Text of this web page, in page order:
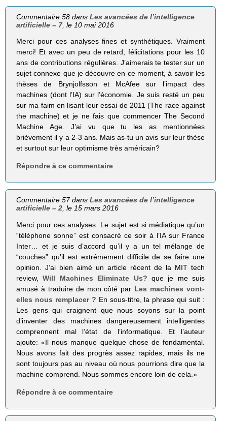
Commentaire 58 dansLes avancées de l’intelligence
artificielle – 7, le 10 mai 2016
Merci pour ces analyses fines et synthétiques. Vraiment
merci! Et avec un peu de retard, félicitations pour les 10
ans de contributions régulières. J’aimerais te tester sur un
sujet connexe que je découvre en ce moment, à savoir les
thèses de Brynjolfsson et McAfee sur l’impact des
machines (dont l’IA) sur l’économie. Je suis resté un peu
sur ma faim en lisant leur essai de 2011 (The race against
the machine) et je ne fais que commencer The Second
Machine Age. J’ai vu que tu les as mentionnées
brièvement il y a 2-3 ans. Mais as-tu un avis sur leur thèse
et surtout sur leur optimisme très américain?
Répondre à ce commentaire
Commentaire 57 dansLes avancées de l’intelligence
artificielle – 2, le 15 mars 2016
Merci pour ces analyses. Le sujet est si médiatique qu’un
“téléphone sonne” est consacré ce soir à l’IA sur France
Inter… et je suis d’accord qu’il y a un tel mélange de
“couches” qu’il est extrémement difficile de se faire une
opinion. J’ai bien aimé un article récent de la MIT tech
review,Will Machines Eliminate Us? que je me suis
amusé à traduire de mon côté par Les machines vont-
elles nous remplacer ? En sous-titre, la phrase qui suit :
Les gens qui craignent que nous soyons sur la point
d’inventer des machines dangereusement intelligentes
comprennent mal l’état de l’informatique. Et l’auteur
ajoute: «Il nous manque quelque chose de fondamental.
Nous avons fait des progrès assez rapides, mais ils ne
sont toujours pas au niveau où nous pourrions dire que la
machine comprend. Nous sommes encore loin de cela.»
Répondre à ce commentaire